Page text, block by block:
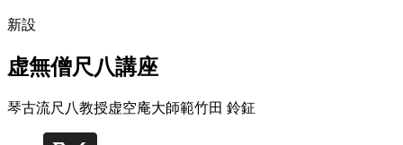
新設
虚無僧尺八講座
琴古流尺八教授虚空庵大師範竹田 鈴鉦